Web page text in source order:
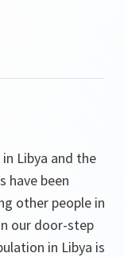
Libya and the
have been
other people in
our door-step
in Libya is